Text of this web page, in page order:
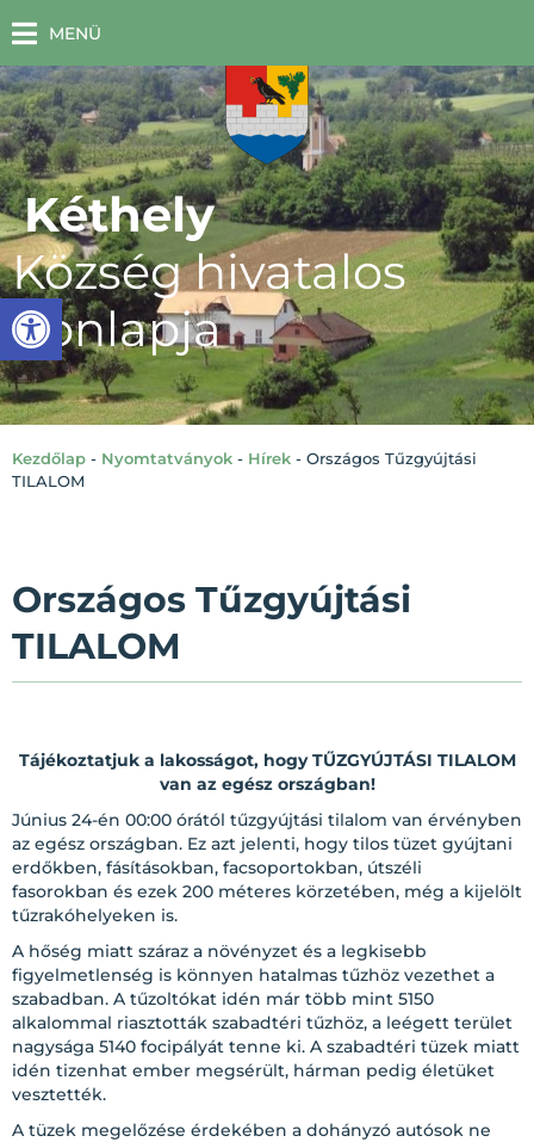
Eszköztár megnyitása
MENÜ
Kéthely
Község hivatalos
honlapja
Kezdőlap - Nyomtatványok - Hírek - Országos Tűzgyújtási
TILALOM
Országos Tűzgyújtási
TILALOM
Tájékoztatjuk a lakosságot, hogy TŰZGYÚJTÁSI TILALOM
van az egész országban!
Június 24-én 00:00 órától tűzgyújtási tilalom van érvényben
az egész országban. Ez azt jelenti, hogy tilos tüzet gyújtani
erdőkben, fásításokban, facsoportokban, útszéli
fasorokban és ezek 200 méteres körzetében, még a kijelölt
tűzrakóhelyeken is.
A hőség miatt száraz a növényzet és a legkisebb
figyelmetlenség is könnyen hatalmas tűzhöz vezethet a
szabadban. A tűzoltókat idén már több mint 5150
alkalommal riasztották szabadtéri tűzhöz, a leégett terület
nagysága 5140 focipályát tenne ki. A szabadtéri tüzek miatt
idén tizenhat ember megsérült, hárman pedig életüket
vesztették.
A tüzek megelőzése érdekében a dohányzó autósok ne